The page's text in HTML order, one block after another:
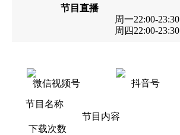
节目直播
周一22:00-23:30
周四22:00-23:30
微信视频号 抖音号
节目名称
节目内容
下载次数